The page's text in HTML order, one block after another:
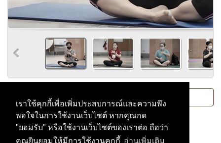
เราใช้คุกกี้เพื่อเพิ่มประสบการณ์และความพึง
พอใจในการใช้งานเว็บไซต์ หากคุณกด
"ยอมรับ" หรือใช้งานเว็บไซต์ของเราต่อ ถือว่า
คุณยินยอมให้มีการใช้งานคุกกี้ อ่านเพิ่มเติม
or register